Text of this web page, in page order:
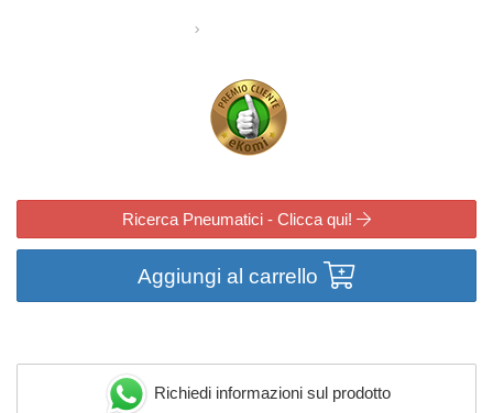
Ricerca Pneumatici - Clicca qui!
Aggiungi al carrello
Richiedi informazioni sul prodotto